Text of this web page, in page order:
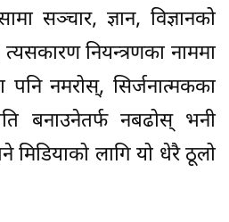
सञ्चार, ज्ञान, विज्ञानको
नियन्त्रणका नाममा
पनि नमरोस्, सिर्जनात्मकका
बनाउनेतर्फ नबढोस् भनी
लागि यो धेरै ठूलो